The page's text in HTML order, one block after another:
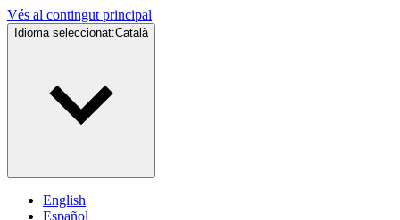
Vés al contingut principal
Idioma seleccionat:Català
English
Español